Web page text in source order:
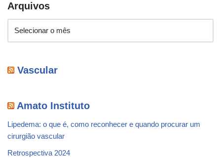
Arquivos
Vascular
Amato Instituto
Lipedema: o que é, como reconhecer e quando procurar um
cirurgião vascular
Retrospectiva 2024